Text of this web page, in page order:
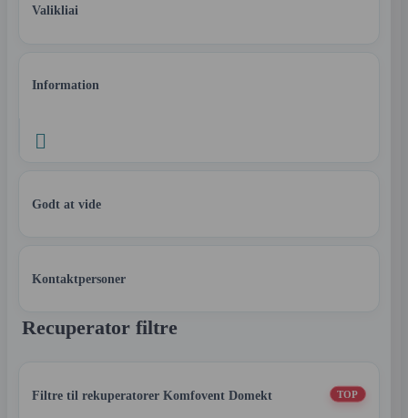
Valikliai
Information

Godt at vide
Kontaktpersoner
Recuperator filtre
Filtre til rekuperatorer Komfovent Domekt TOP